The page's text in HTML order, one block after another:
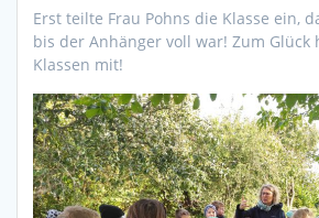
Erst teilte Frau Pohns die Klasse ein,
bis der Anhänger voll war! Zum Glück
Klassen mit!